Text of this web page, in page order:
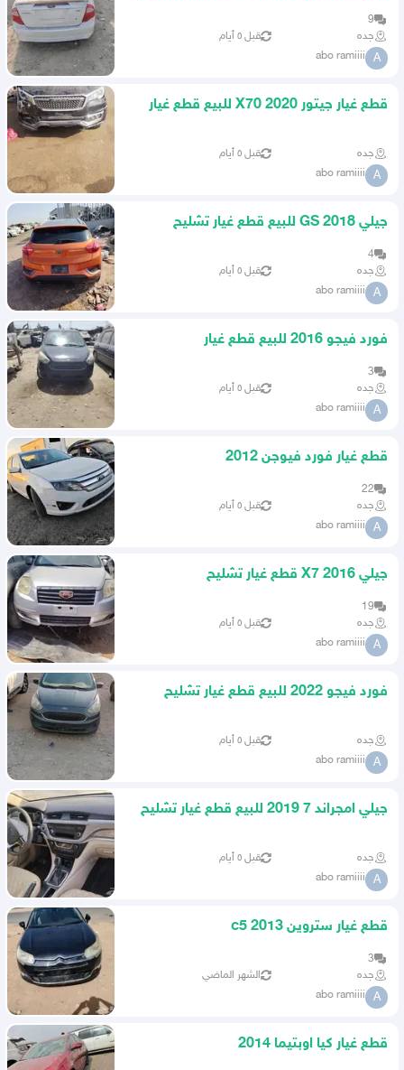
9
جده
قبل ٥ أيام
A
abo ramiiii
قطع غيار جيتور X70 2020 للبيع قطع غيار
جده قبل ٥ أيام
A
abo ramiiii
جيلي GS 2018 للبيع قطع غيار تشليح
4
جده
قبل ٥ أيام
A
abo ramiiii
فورد فيجو 2016 للبيع قطع غيار
3
جده
قبل ٥ أيام
A
abo ramiiii
قطع غيار فورد فيوجن 2012
22
جده
قبل ٥ أيام
A
abo ramiiii
جيلي X7 2016 قطع غيار تشليح
19
جده
قبل ٥ أيام
A
abo ramiiii
فورد فيجو 2022 للبيع قطع غيار تشليح
جده قبل ٥ أيام
A
abo ramiiii
جيلي امجراند 7 2019 للبيع قطع غيار تشليح
جده قبل ٥ أيام
A
abo ramiiii
قطع غيار ستروين c5 2013
3
جده
الشهر الماضي
A
abo ramiiii
قطع غيار كيا اوبتيما 2014